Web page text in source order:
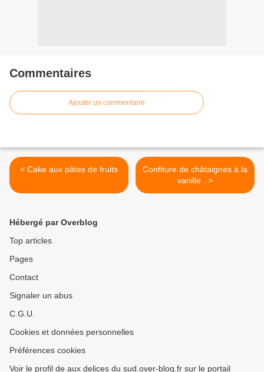
Commentaires
Ajouter un commentaire
< Cake aux pâtes de fruits
Confiture de châtaignes à la
vanille . >
Hébergé par Overblog
Top articles
Pages
Contact
Signaler un abus
C.G.U.
Cookies et données personnelles
Préférences cookies
Voir le profil de aux delices du sud.over-blog.fr sur le portail